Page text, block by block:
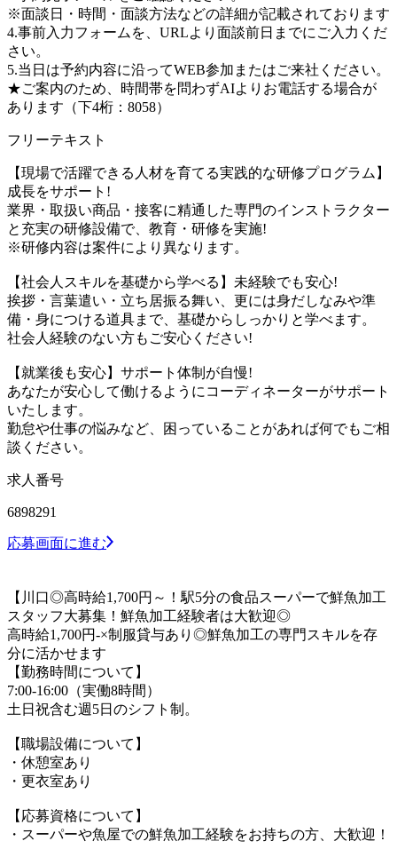
※面談日・時間・面談方法などの詳細が記載されております
4.事前入力フォームを、URLより面談前日までにご入力くだ
さい。
5.当日は予約内容に沿ってWEB参加またはご来社ください。
★ご案内のため、時間帯を問わずAIよりお電話する場合が
あります（下4桁：8058）
フリーテキスト
【現場で活躍できる人材を育てる実践的な研修プログラム】
成長をサポート!
業界・取扱い商品・接客に精通した専門のインストラクター
と充実の研修設備で、教育・研修を実施!
※研修内容は案件により異なります。
【社会人スキルを基礎から学べる】未経験でも安心!
挨拶・言葉遣い・立ち居振る舞い、更には身だしなみや準
備・身につける道具まで、基礎からしっかりと学べます。
社会人経験のない方もご安心ください!
【就業後も安心】サポート体制が自慢!
あなたが安心して働けるようにコーディネーターがサポート
いたします。
勤怠や仕事の悩みなど、困っていることがあれば何でもご相
談ください。
求人番号
6898291
応募画面に進む
【川口◎高時給1,700円～！駅5分の食品スーパーで鮮魚加工
スタッフ大募集！鮮魚加工経験者は大歓迎◎
高時給1,700円-×制服貸与あり◎鮮魚加工の専門スキルを存
分に活かせます
【勤務時間について】
7:00-16:00（実働8時間）
土日祝含む週5日のシフト制。
【職場設備について】
・休憩室あり
・更衣室あり
【応募資格について】
・スーパーや魚屋での鮮魚加工経験をお持ちの方、大歓迎！